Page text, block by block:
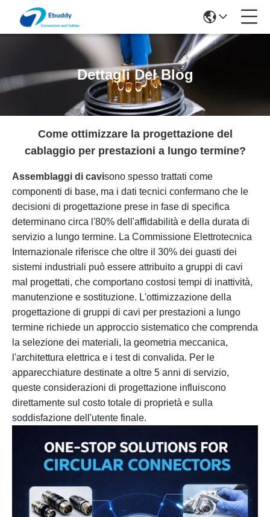
Dettagli Del Blog
Come ottimizzare la progettazione del
cablaggio per prestazioni a lungo termine?
Assemblaggi di cavisono spesso trattati come
componenti di base, ma i dati tecnici confermano che le
decisioni di progettazione prese in fase di specifica
determinano circa l'80% dell'affidabilità e della durata di
servizio a lungo termine. La Commissione Elettrotecnica
Internazionale riferisce che oltre il 30% dei guasti dei
sistemi industriali può essere attribuito a gruppi di cavi
mal progettati, che comportano costosi tempi di inattività,
manutenzione e sostituzione. L'ottimizzazione della
progettazione di gruppi di cavi per prestazioni a lungo
termine richiede un approccio sistematico che comprenda
la selezione dei materiali, la geometria meccanica,
l'architettura elettrica e i test di convalida. Per le
apparecchiature destinate a oltre 5 anni di servizio,
queste considerazioni di progettazione influiscono
direttamente sul costo totale di proprietà e sulla
soddisfazione dell'utente finale.